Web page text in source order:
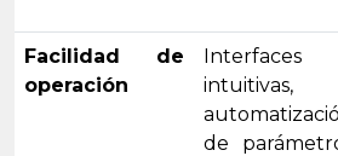
Facilidad de
operación
Interfaces
intuitivas,
de